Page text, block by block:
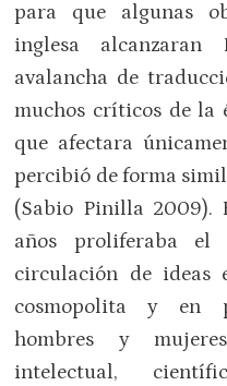
para que algunas
inglesa alcanzaran
avalancha de
muchos críticos de la
que afectara
percibió de forma
(Sabio Pinilla 2009).
años proliferaba el
circulación de ideas
cosmopolita y en
hombres y
intelectual,